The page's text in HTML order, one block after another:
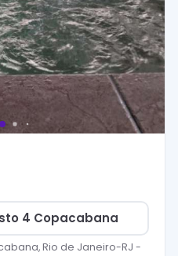
4 Copacabana
Rio de Janeiro-RJ -